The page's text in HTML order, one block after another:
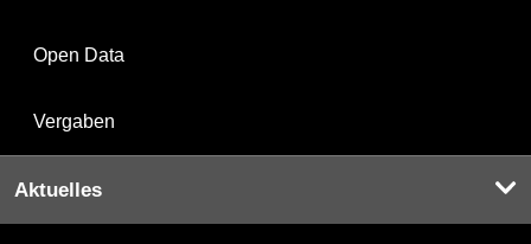
Open Data
Vergaben
Aktuelles